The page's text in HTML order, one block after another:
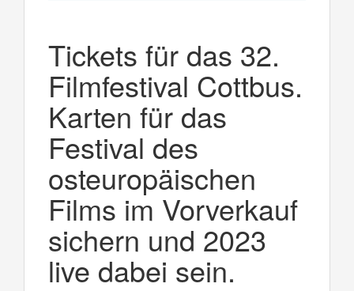
Tickets für das 32.
Filmfestival Cottbus.
Karten für das
Festival des
osteuropäischen
Films im Vorverkauf
sichern und 2023
live dabei sein.